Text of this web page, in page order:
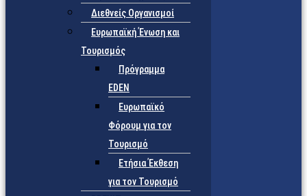
Διεθνείς Οργανισμοί
Ευρωπαϊκή Ένωση και
Τουρισμός
Πρόγραμμα
EDEN
Ευρωπαϊκό
Φόρουμ για τον
Τουρισμό
Ετήσια Έκθεση
για τον Τουρισμό